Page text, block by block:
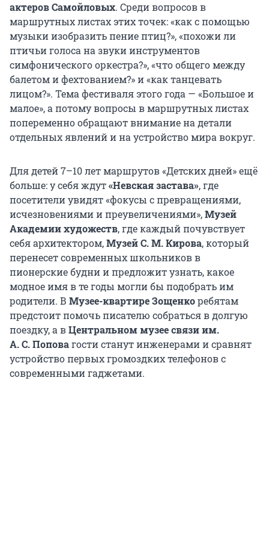
актеров Самойловых. Среди вопросов в
маршрутных листах этих точек: «как с помощью
музыки изобразить пение птиц?», «похожи ли
птичьи голоса на звуки инструментов
симфонического оркестра?», «что общего между
балетом и фехтованием?» и «как танцевать
лицом?». Тема фестиваля этого года — «Большое и
малое», а потому вопросы в маршрутных листах
попеременно обращают внимание на детали
отдельных явлений и на устройство мира вокруг.
Для детей 7–10 лет маршрутов «Детских дней» ещё
больше: у себя ждут«Невская застава», где
посетители увидят «фокусы с превращениями,
исчезновениями и преувеличениями»,Музей
Академии художеств, где каждый почувствует
себя архитектором,Музей С. М. Кирова, который
перенесет современных школьников в
пионерские будни и предложит узнать, какое
модное имя в те годы могли бы подобрать им
родители. В Музее-квартире Зощенкоребятам
предстоит помочь писателю собраться в долгую
поездку, а вЦентральном музее связи им.
А. С. Поповагости станут инженерами и сравнят
устройство первых громоздких телефонов с
современными гаджетами.